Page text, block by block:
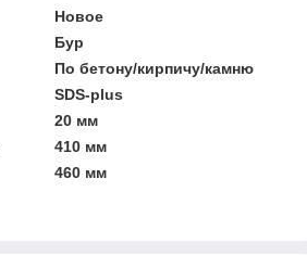
Новое
Бур
По бетону/кирпичу/камню
SDS-plus
20 мм
410 мм
460 мм